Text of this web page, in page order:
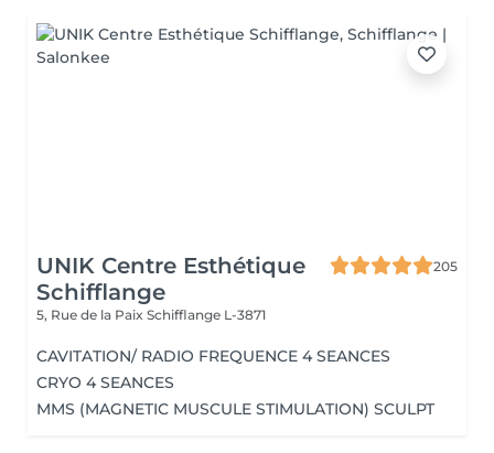
UNIK Centre Esthétique
Schifflange
205
5, Rue de la Paix Schifflange L-3871
CAVITATION/ RADIO FREQUENCE 4 SEANCES
CRYO 4 SEANCES
MMS (MAGNETIC MUSCULE STIMULATION) SCULPT